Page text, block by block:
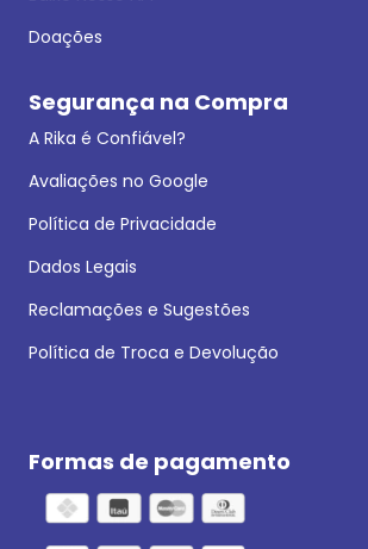
Doações
Segurança na Compra
A Rika é Confiável?
Avaliações no Google
Política de Privacidade
Dados Legais
Reclamações e Sugestões
Política de Troca e Devolução
Formas de pagamento